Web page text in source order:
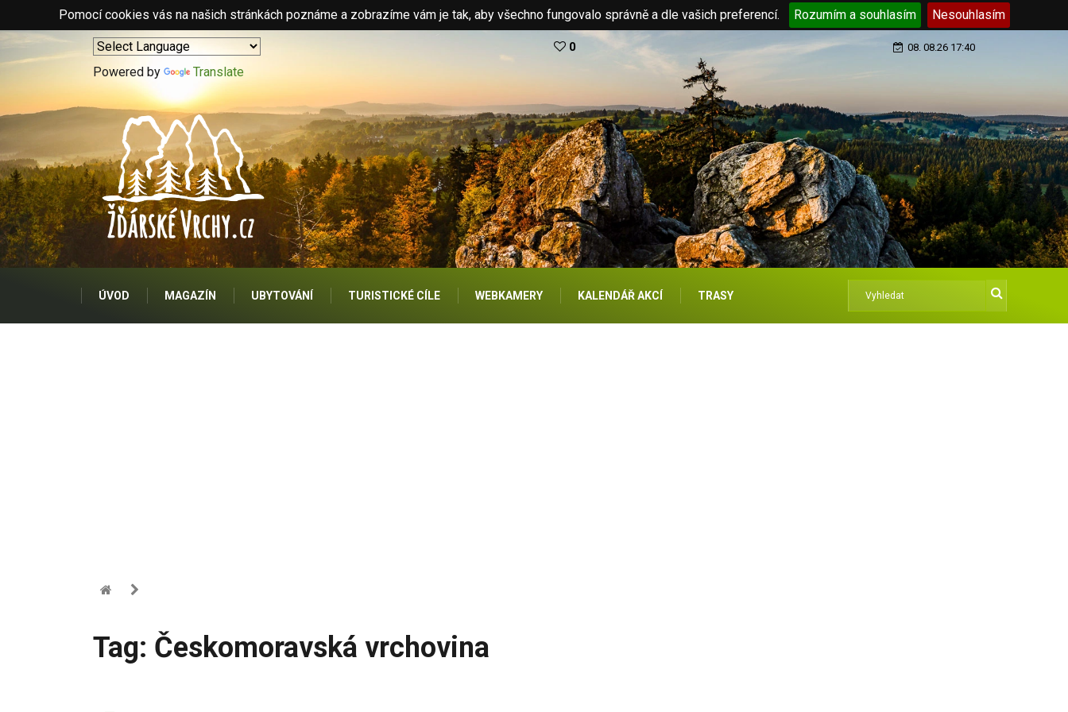
Pomocí cookies vás na našich stránkách poznáme a zobrazíme vám je tak, aby všechno fungovalo správně a dle vašich preferencí. Rozumím a souhlasím Nesouhlasím
Powered by Translate
0 08. 08.26 17:40
ÚVOD MAGAZÍN UBYTOVÁNÍ TURISTICKÉ CÍLE WEBKAMERY KALENDÁŘ AKCÍ TRASY
Tag: Českomoravská vrchovina